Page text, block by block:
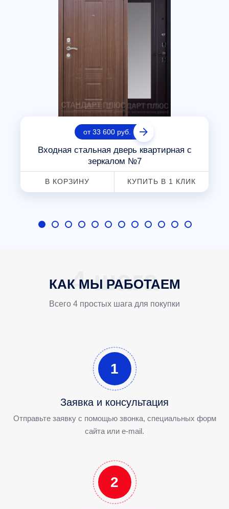
от 33 600 руб.
Входная стальная дверь квартирная с
зеркалом №7
В КОРЗИНУ КУПИТЬ В 1 КЛИК
КАК МЫ РАБОТАЕМ
Всего 4 простых шага для покупки
1
Заявка и консультация
Отправьте заявку с помощью звонка, специальных форм
сайта или e-mail.
2